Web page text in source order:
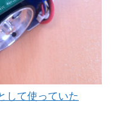
して使っていた